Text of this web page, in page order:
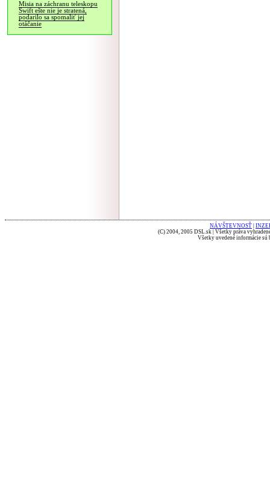
Misia na záchranu teleskopu
Swift ešte nie je stratená,
podarilo sa spomaliť jej
otáčanie
NÁVŠTEVNOSŤ
(C) 2004, 2005 DSL.sk | Všetky práva
Všetky uvedené informácie sú